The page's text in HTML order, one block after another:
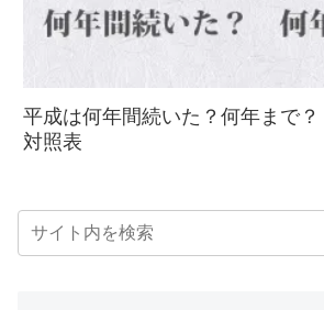
平成は何年間続いた？何年まで
対照表